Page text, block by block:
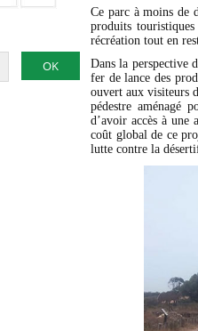
Ce parc à moins de
produits
récréation tout en
Dans la perspective
fer de lance des
ouvert aux visiteurs
pédestre aménagé
d’avoir accès à une
coût global de ce
lutte contre la